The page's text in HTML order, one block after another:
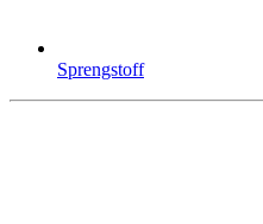
Sprengstoff